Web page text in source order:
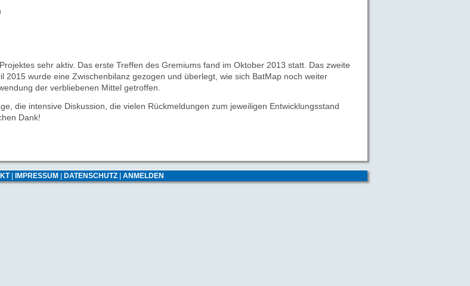
sehr aktiv. Das erste Treffen des Gremiums fand im Oktober 2013 statt. Das zweite
2015 wurde eine Zwischenbilanz gezogen und überlegt, wie sich BatMap noch weiter
der verbliebenen Mittel getroffen.
die intensive Diskussion, die vielen Rückmeldungen zum jeweiligen Entwicklungsstand
Dank!
| IMPRESSUM DATENSCHUTZ| ANMELDEN